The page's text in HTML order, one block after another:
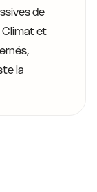
de
Climat et
la